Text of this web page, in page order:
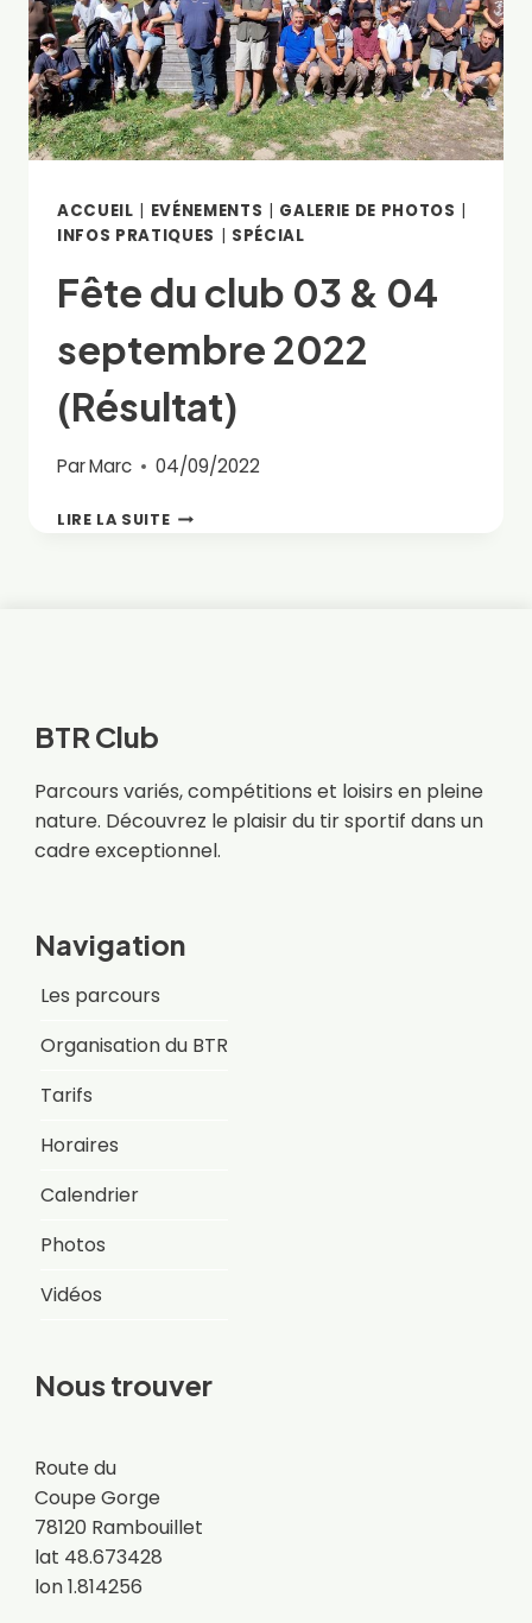
ACCUEIL | EVÉNEMENTS | GALERIE DE PHOTOS |
INFOS PRATIQUES | SPÉCIAL
Fête du club 03 & 04
septembre 2022
(Résultat)
ParMarc 04/09/2022
LIRE LA SUITEFÊTE
BTR Club
Parcours variés, compétitions et loisirs en pleine
nature. Découvrez le plaisir du tir sportif dans un
cadre exceptionnel.
Navigation
Les parcours
Organisation du BTR
Tarifs
Horaires
Calendrier
Photos
Vidéos
Nous trouver
Route du
Coupe Gorge
78120 Rambouillet
lat 48.673428
lon 1.814256